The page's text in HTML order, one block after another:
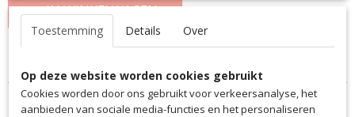
IN WINKELWAGEN
Productcode
7330HS
Omschrijving
Toestemming Details Over
Op deze website worden cookies gebruikt
Cookies worden door ons gebruikt voor verkeersanalyse, het
aanbieden van sociale media-functies en het personaliseren